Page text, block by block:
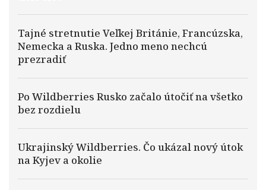
Tajné stretnutie Veľkej Británie, Francúzska,
Nemecka a Ruska. Jedno meno nechcú
prezradiť
Po Wildberries Rusko začalo útočiť na všetko
bez rozdielu
Ukrajinský Wildberries. Čo ukázal nový útok
na Kyjev a okolie